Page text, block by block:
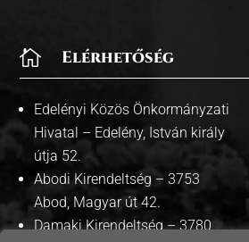
 Elérhetőség
Edelényi Közös Önkormányzati
Hivatal – Edelény, István király
útja 52.
Abodi Kirendeltség – 3753
Abod, Magyar út 42.
Damaki Kirendeltség – 3780